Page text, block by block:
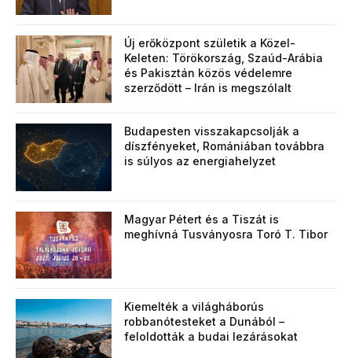
Új erőközpont születik a Közel-
Keleten: Törökország, Szaúd-Arábia
és Pakisztán közös védelemre
szerződött – Irán is megszólalt
Budapesten visszakapcsolják a
díszfényeket, Romániában továbbra
is súlyos az energiahelyzet
Magyar Pétert és a Tiszát is
meghívná Tusványosra Toró T. Tibor
Kiemelték a világháborús
robbanótesteket a Dunából –
feloldották a budai lezárásokat